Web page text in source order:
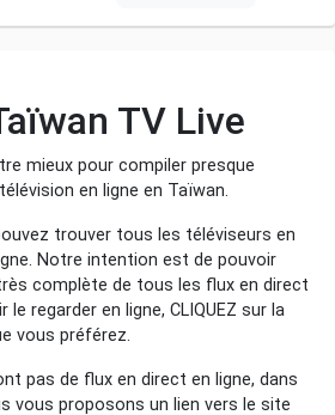
TV Live
mieux pour compiler presque
en ligne en Taïwan.
trouver tous les téléviseurs en
Notre intention est de pouvoir
complète de tous les flux en direct
regarder en ligne, CLIQUEZ sur la
vous préférez.
pas de flux en direct en ligne, dans
vous proposons un lien vers le site